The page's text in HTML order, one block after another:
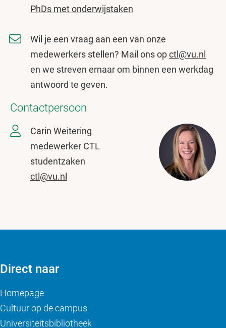
PhDs met onderwijstaken
Wil je een vraag aan een van onze
medewerkers stellen? Mail ons opctl@vu.nl
en we streven ernaar om binnen een werkdag
antwoord te geven.
Contactpersoon
Carin Weitering
medewerker CTL
studentzaken
ctl@vu.nl
Direct naar
Homepage
Cultuur op de campus
Universiteitsbibliotheek